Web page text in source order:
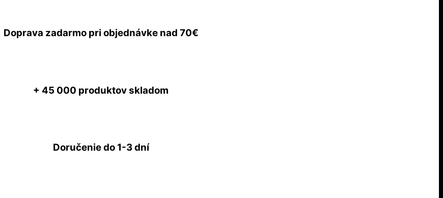
Doprava zadarmo pri objednávke nad 70€
+ 45 000 produktov skladom
Doručenie do1-3 dní